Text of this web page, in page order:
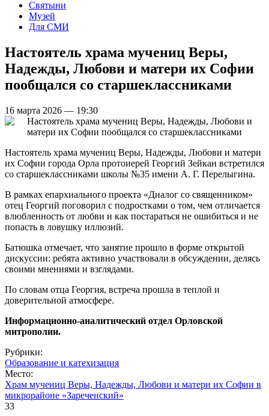
Святыни
Музей
Для СМИ
Настоятель храма мучениц Веры,
Надежды, Любови и матери их Софии
пообщался со старшеклассниками
16 марта 2026 — 19:30
Настоятель храма мучениц Веры, Надежды, Любови и матери
их Софии города Орла протоиерей Георгий Зейкан встретился
со старшеклассниками школы №35 имени А. Г. Перелыгина.
В рамках епархиального проекта «Диалог со священником»
отец Георгий поговорил с подростками о том, чем отличается
влюбленность от любви и как постараться не ошибиться и не
попасть в ловушку иллюзий.
Батюшка отмечает, что занятие прошло в форме открытой
дискуссии: ребята активно участвовали в обсуждении, делясь
своими мнениями и взглядами.
По словам отца Георгия, встреча прошла в теплой и
доверительной атмосфере.
Информационно-аналитический отдел Орловской
митрополии.
Рубрики:
Образование и катехизация
Место:
Храм мучениц Веры, Надежды, Любови и матери их Софии в
микрорайоне «Зареченский»
33